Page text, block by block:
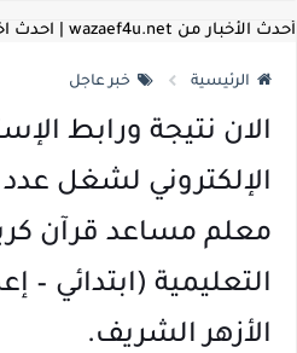
للمؤهلات العليا
أحدث الأخبار من wazaef4u.net | احدث اخبار الوظائف
الرئيسية خبر عاجل
الان نتيجة ورابط
معلم مساعد قرآن
التعليمية (ابتدائي –
الأزهر الشريف.